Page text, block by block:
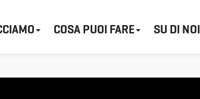
COSA PUOI FARE SU DI NOI